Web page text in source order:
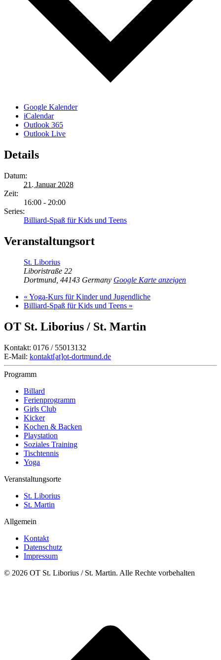
Google Kalender
iCalendar
Outlook 365
Outlook Live
Details
Datum:
21. Januar 2028
Zeit:
16:00 - 20:00
Series:
Billiard-Spaß für Kids und Teens
Veranstaltungsort
St. Liborius
Liboristraße 22
Dortmund 44143 Germany Google Karte anzeigen
« Yoga-Kurs für Kinder und Jugendliche
Billiard-Spaß für Kids und Teens »
OT St. Liborius / St. Martin
Kontakt: 0176 / 55013132
E-Mail: kontakt[at]ot-dortmund.de
Programm
Billard
Ferienprogramm
Girls Club
Kicker
Kochen & Backen
Playstation
Soziales Training
Tischtennis
Yoga
Veranstaltungsorte
St. Liborius
St. Martin
Allgemein
Kontakt
Datenschutz
Impressum
© 2026 OT St. Liborius / St. Martin. Alle Rechte vorbehalten